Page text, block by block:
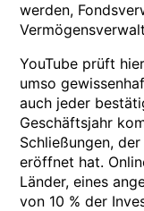
werden,
YouTube prüft
umso
auch jeder
Geschäftsjahr
Schließungen,
eröffnet hat.
Länder, eines
von 10 % der